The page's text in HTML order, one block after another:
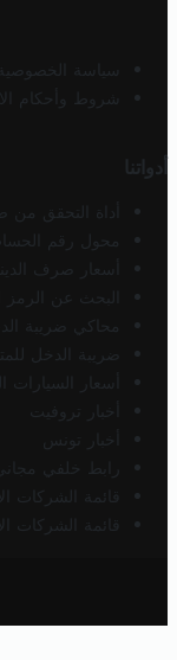
سياسة الخصوصية
شروط وأحكام
أدواتنا
أداة التحقق من
محول رقم
أسعار صرف
البحث عن الرمز
محاكي ضريبة
ضريبة الدخل
أسعار السيارات
أخبار تروفيت
أخبار تونس
رابط خلفي
قائمة الشركات
قائمة الشركات